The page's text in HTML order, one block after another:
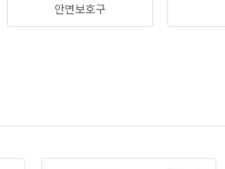
안면보호구